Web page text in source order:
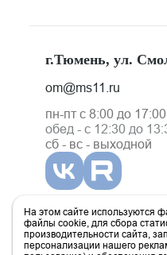
г.Тюмень, ул.
om@ms11.ru
пн-пт с 8:00 до 17:00
обед - с 12:30 до
сб - вс - выходной
Политика
На этом сайте используются
файлы cookie, для сбора
производительности сайта,
персонализации нашего